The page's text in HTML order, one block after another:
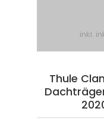
inkl.
Thule